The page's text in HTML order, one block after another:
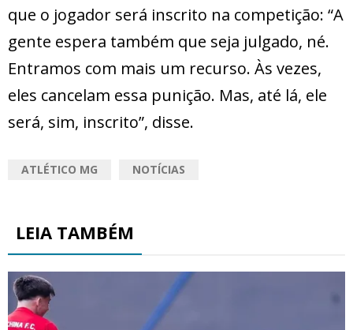
que o jogador será inscrito na competição: “A
gente espera também que seja julgado, né.
Entramos com mais um recurso. Às vezes,
eles cancelam essa punição. Mas, até lá, ele
será, sim, inscrito”, disse.
ATLÉTICO MG NOTÍCIAS
LEIA TAMBÉM